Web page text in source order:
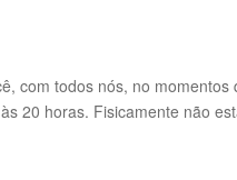
com todos nós, no
20 horas. Fisicamente não